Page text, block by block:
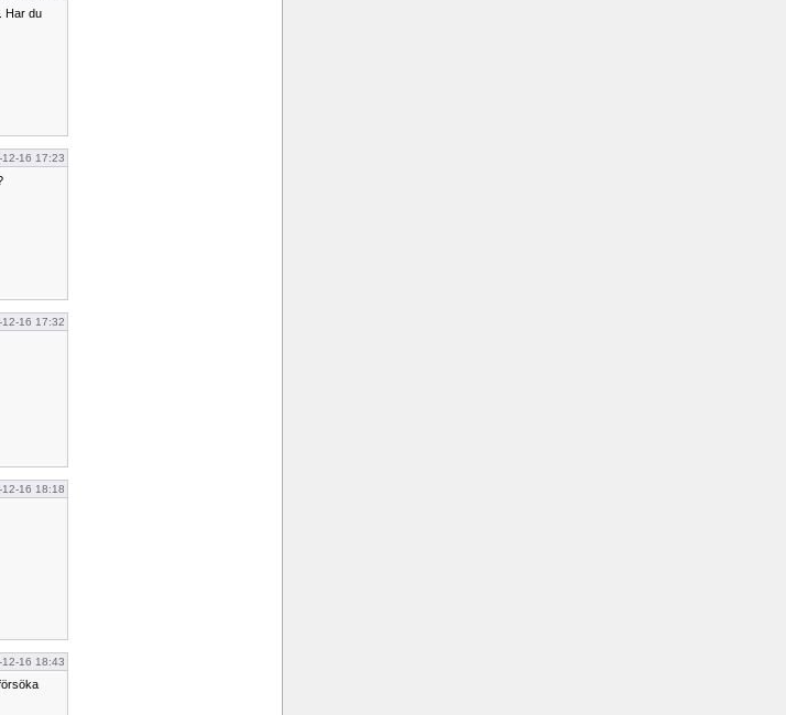
Har du
12-16 17:23
12-16 17:32
12-16 18:18
12-16 18:43